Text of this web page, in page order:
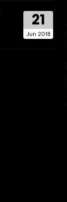
21
Jun 2018